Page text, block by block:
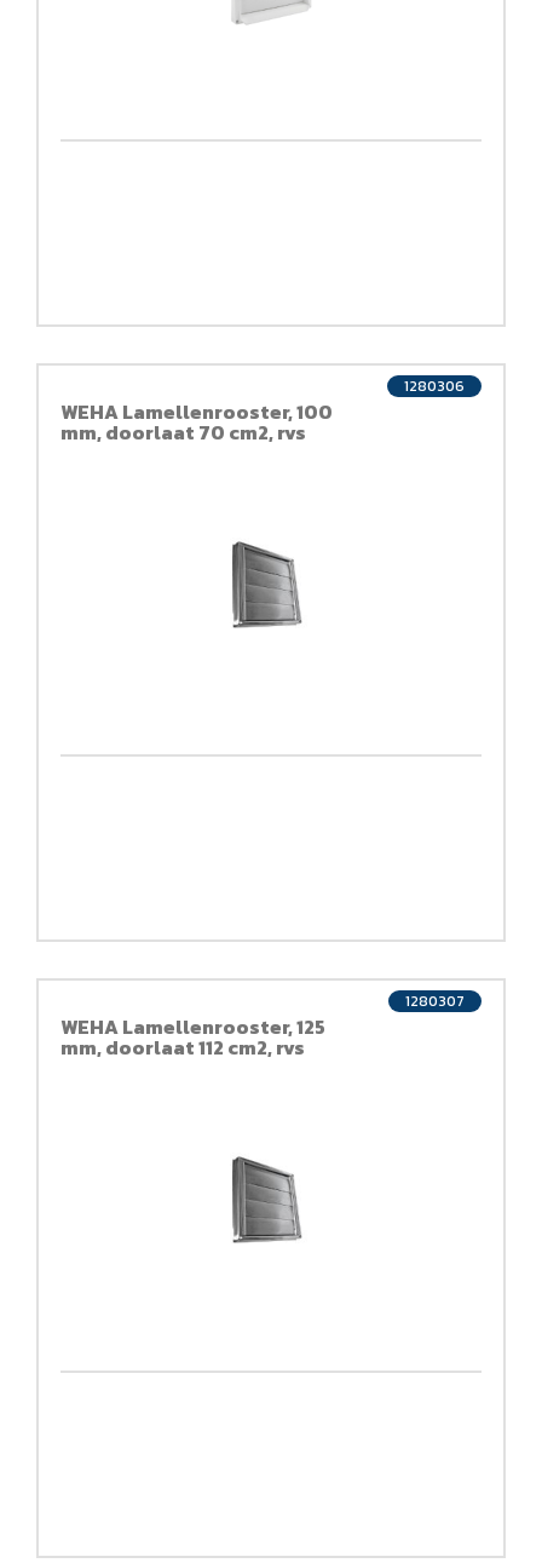
WEHA Lamellenrooster, 100
mm, doorlaat 70 cm2, rvs
1280306
WEHA Lamellenrooster, 125
mm, doorlaat 112 cm2, rvs
1280307